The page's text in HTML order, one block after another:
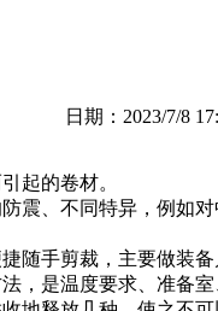
日期：2023/7/8
起的卷材。
震、不同特异，例如
随手剪裁，主要做装
，是温度要求、准备